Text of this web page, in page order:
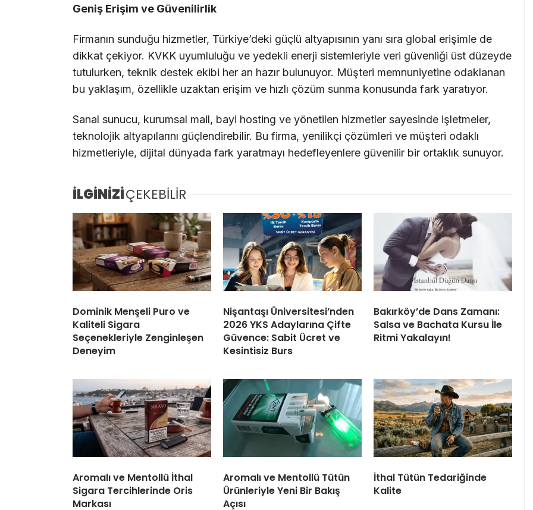
Geniş Erişim ve Güvenilirlik
Firmanın sunduğu hizmetler, Türkiye’deki güçlü altyapısının yanı sıra global erişimle de
dikkat çekiyor. KVKK uyumluluğu ve yedekli enerji sistemleriyle veri güvenliği üst düzeyde
tutulurken, teknik destek ekibi her an hazır bulunuyor. Müşteri memnuniyetine odaklanan
bu yaklaşım, özellikle uzaktan erişim ve hızlı çözüm sunma konusunda fark yaratıyor.
Sanal sunucu, kurumsal mail, bayi hosting ve yönetilen hizmetler sayesinde işletmeler,
teknolojik altyapılarını güçlendirebilir. Bu firma, yenilikçi çözümleri ve müşteri odaklı
hizmetleriyle, dijital dünyada fark yaratmayı hedefleyenlere güvenilir bir ortaklık sunuyor.
İLGİNİZİÇEKEBİLİR
Dominik Menşeli Puro ve
Kaliteli Sigara
Seçenekleriyle Zenginleşen
Deneyim
Nişantaşı Üniversitesi’nden
2026 YKS Adaylarına Çifte
Güvence: Sabit Ücret ve
Kesintisiz Burs
Bakırköy’de Dans Zamanı:
Salsa ve Bachata Kursu İle
Ritmi Yakalayın!
Aromalı ve Mentollü İthal
Sigara Tercihlerinde Oris
Markası
Aromalı ve Mentollü Tütün
Ürünleriyle Yeni Bir Bakış
Açısı
İthal Tütün Tedariğinde
Kalite